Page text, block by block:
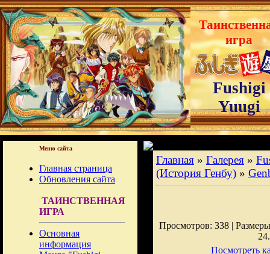
игра
Fushigi
Yuugi
Меню сайта
Главная страница
Обновления сайта
ТАИНСТВЕННАЯ
ИГРА
Основная
информация
Главная » Галерея »
(История Генбу) »
Просмотров: 338 |
Посмотреть